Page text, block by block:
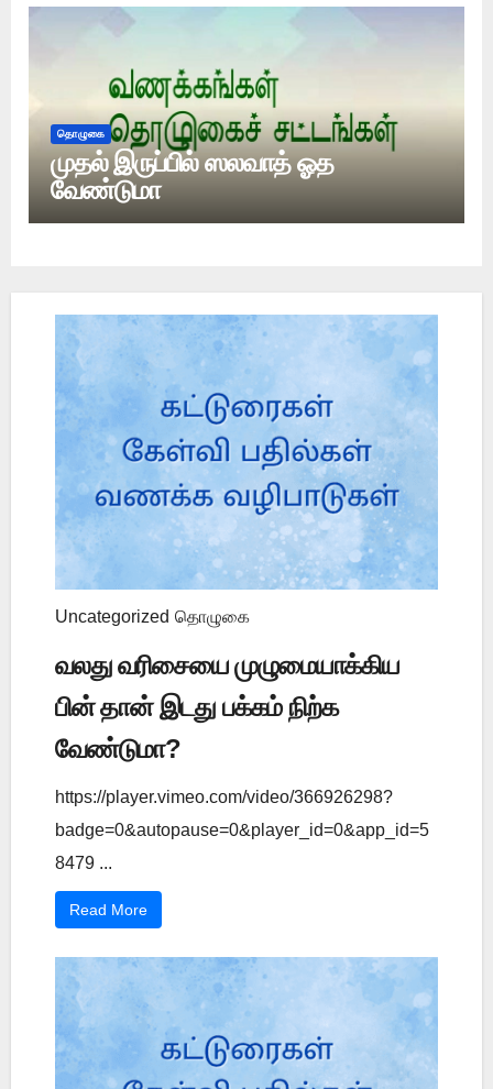
தொழுகை
முதல் இருப்பில் ஸலவாத் ஓத
வேண்டுமா
Uncategorized தொழுகை
வலது வரிசையை முழுமையாக்கிய
பின் தான் இடது பக்கம் நிற்க
வேண்டுமா?
https://player.vimeo.com/video/366926298?
badge=0&autopause=0&player_id=0&app_id=5
8479 ...
Read More